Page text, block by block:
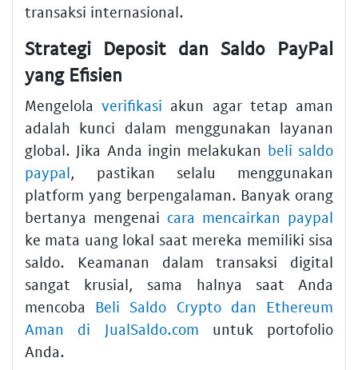
transaksi internasional.
Strategi Deposit dan Saldo PayPal
yang Efisien
Mengelolaverifikasi akun agar tetap aman
adalah kunci dalam menggunakan layanan
global. Jika Anda ingin melakukan beli saldo
paypal, pastikan selalu menggunakan
platform yang berpengalaman. Banyak orang
bertanya mengenai cara mencairkan paypal
ke mata uang lokal saat mereka memiliki sisa
saldo. Keamanan dalam transaksi digital
sangat krusial, sama halnya saat Anda
mencoba Beli Saldo Crypto dan Ethereum
Aman di JualSaldo.com untuk portofolio
Anda.